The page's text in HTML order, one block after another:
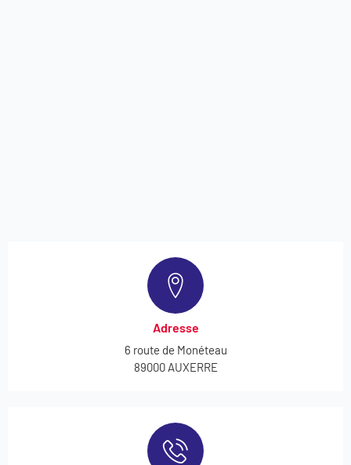
Adresse
6 route de Monéteau
89000 AUXERRE